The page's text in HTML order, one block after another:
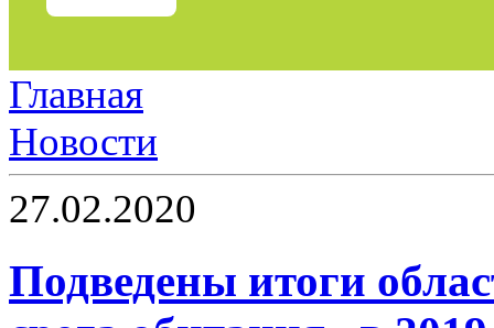
Главная
Новости
27.02.2020
Подведены итоги